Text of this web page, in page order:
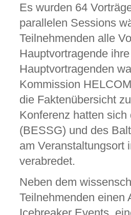
Es wurden 64
parallelen Sessions
Teilnehmenden alle
Hauptvortragende
Hauptvortragenden
Kommission
die Faktenübersicht
Konferenz hatten
(BESSG) und des
am Veranstaltungsort
verabredet.
Neben dem
Teilnehmenden einen